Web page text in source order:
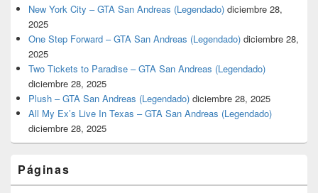
New York City – GTA San Andreas (Legendado) diciembre 28,
2025
One Step Forward – GTA San Andreas (Legendado) diciembre 28,
2025
Two Tickets to Paradise – GTA San Andreas (Legendado)
diciembre 28, 2025
Plush – GTA San Andreas (Legendado) diciembre 28, 2025
All My Ex’s Live In Texas – GTA San Andreas (Legendado)
diciembre 28, 2025
Páginas